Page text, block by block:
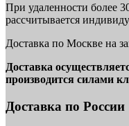
При удаленности более
рассчитывается
Доставка по Москве на
Доставка
производится силами
Доставка по России